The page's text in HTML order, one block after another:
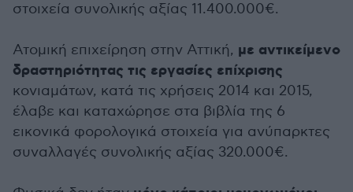
στοιχεία συνολικής αξίας 11.400.000€.
Ατομική επιχείρηση στην Αττική, με αντικείμενο
δραστηριότητας τις εργασίες επίχρισης
κονιαμάτων, κατά τις χρήσεις 2014 και 2015,
έλαβε και καταχώρησε στα βιβλία της 6
εικονικά φορολογικά στοιχεία για ανύπαρκτες
συναλλαγές συνολικής αξίας 320.000€.